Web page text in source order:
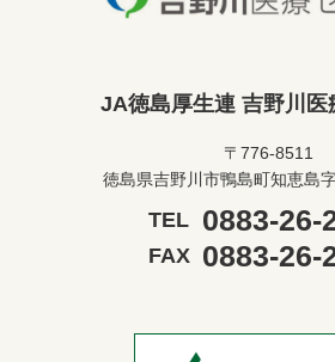
JA徳島厚生連 吉野川医
〒776-8511
徳島県吉野川市鴨島町知恵島
TEL 0883-26-
FAX 0883-26-